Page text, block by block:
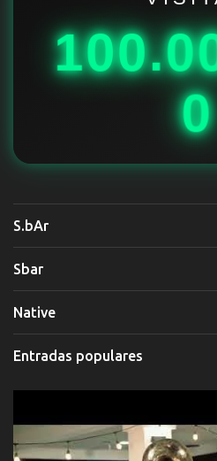
0
S.bAr
Sbar
Native
Entradas populares